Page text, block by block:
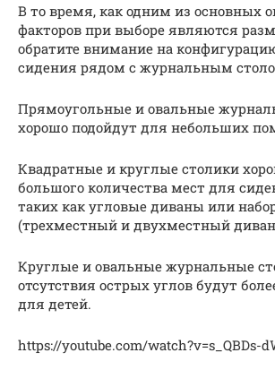
В то время, как одним из основных
факторов при выборе являются
обратите внимание на
сидения рядом с журнальным
Прямоугольные и овальные
хорошо подойдут для небольших
Квадратные и круглые столики
большого количества мест для
таких как угловые диваны или
(трехместный и двухместный
Круглые и овальные журнальные
отсутствия острых углов будут
для детей.
https://youtube.com/watch?v=s_QBDs-